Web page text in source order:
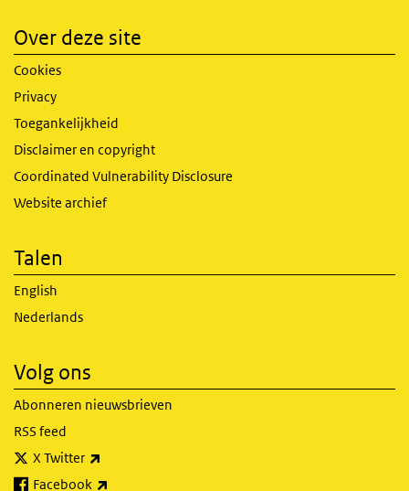
Over deze site
Cookies
Privacy
Toegankelijkheid
Disclaimer en copyright
Coordinated Vulnerability Disclosure
Website archief
Talen
English
Nederlands
Volg ons
Abonneren nieuwsbrieven
RSS feed
X Twitter
Facebook